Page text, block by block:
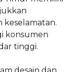
keselamatan.
konsumen
tinggi.